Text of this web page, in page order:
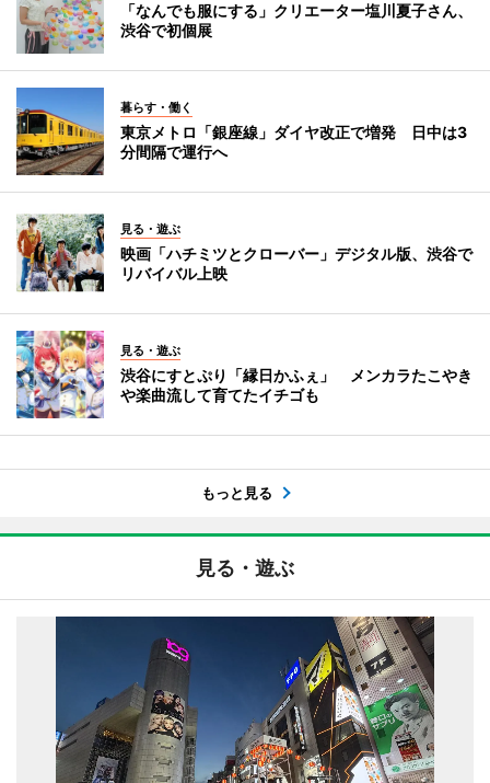
「なんでも服にする」クリエーター塩川夏子さん、
渋谷で初個展
暮らす・働く
東京メトロ「銀座線」ダイヤ改正で増発 日中は3
分間隔で運行へ
見る・遊ぶ
映画「ハチミツとクローバー」デジタル版、渋谷で
リバイバル上映
見る・遊ぶ
渋谷にすとぷり「縁日かふぇ」 メンカラたこやき
や楽曲流して育てたイチゴも
もっと見る
見る・遊ぶ